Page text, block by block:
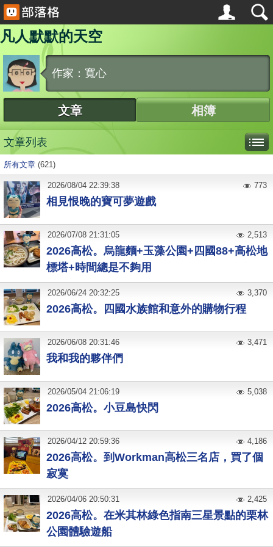
凡人默默的天空
作家：寬心
文章 相簿
文章列表
所有文章 (621)
相見恨晚的寶可夢遊戲
2026/08/04 22:39:38 773
2026高松。烏龍麵+玉藻公園+四國88+高松地
標塔+時間總是不夠用
2026/07/08 21:31:05 2,513
2026高松。四國水族館和意外的購物行程
2026/06/24 20:32:25 3,370
我和我的夥伴們
2026/06/08 20:31:46 3,471
2026高松。小豆島快閃
2026/05/04 21:06:19 5,038
2026高松。到Workman高松三名店，買了個
寂寞
2026/04/12 20:59:36 4,186
2026高松。在米其林綠色指南三星景點的栗林
公園體驗遊船
2026/04/06 20:50:31 2,425